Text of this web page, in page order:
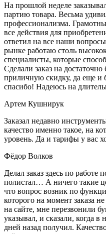
На прошлой неделе
партию товара. Весьма
профессионализма.
все действия для
ответил на все наши
рынке работаю столь
специалисты, которые
Сделали заказ на
приличную скидку, да еще и
спасибо! Надеюсь на
Артем Кушнирук
Заказал недавно
качество именно такое, на
уровень. Да и тарифы у вас
Фёдор Волков
Делал заказ здесь по работе
полистал… А ничего такие
что вопрос возник по
которого на момент заказа
на сайте, мне перезвонили
указывал, и сказали, когда
дней назад получил.